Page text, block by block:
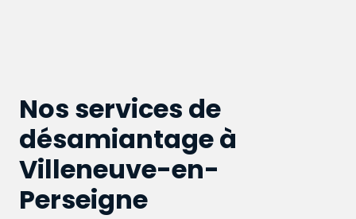
Nos services de
désamiantage à
Villeneuve-en-
Perseigne